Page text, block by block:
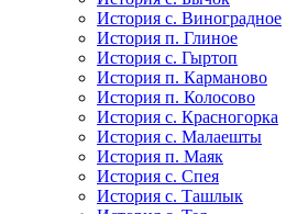
История с. Виноградное
История п. Глиное
История с. Гыртоп
История п. Карманово
История п. Колосово
История с. Красногорка
История с. Малаешты
История п. Маяк
История с. Спея
История с. Ташлык